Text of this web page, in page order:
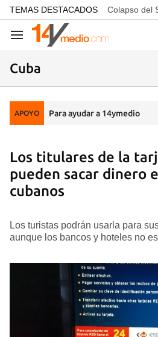
common.go-to-content
TEMAS DESTACADOS Colapso del
Navegación
Cuba
APOYO Para ayudar a 14ymedio
Los titulares de la
pueden sacar dinero
cubanos
Los turistas podrán usarla para
aunque los bancos y hoteles no